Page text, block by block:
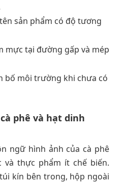
sản phẩm có độ tương
mực tại đường gấp và mép
bố môi trường khi chưa có
phê và hạt dinh
ngữ hình ảnh của cà phê
và thực phẩm ít chế biến.
kín bên trong, hộp ngoài